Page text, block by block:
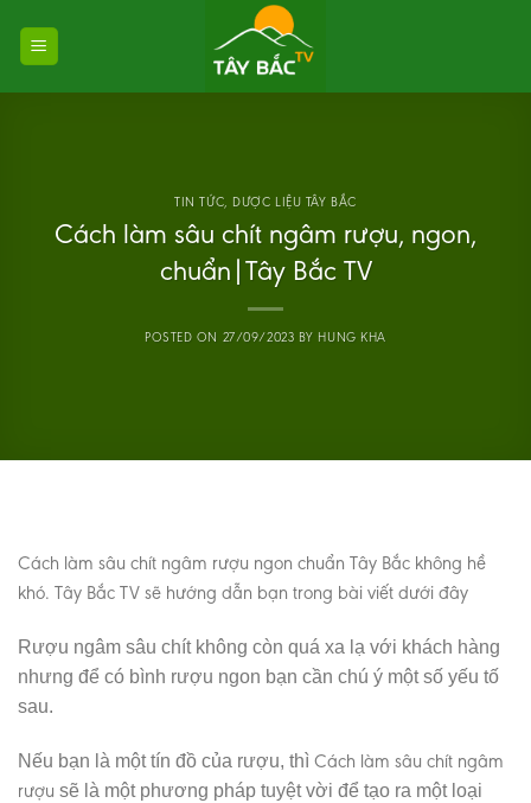
TIN TỨC DƯỢC LIỆU TÂY BẮC
Cách làm sâu chít ngâm rượu, ngon,
chuẩn|Tây Bắc TV
POSTED ON 27/09/2023 BY HUNG KHA
Cách làm sâu chít ngâm rượu ngon chuẩn Tây Bắc không hề
khó. Tây Bắc TV sẽ hướng dẫn bạn trong bài viết dưới đây
Rượu ngâm sâu chít không còn quá xa lạ với khách hàng
nhưng để có bình rượu ngon bạn cần chú ý một số yếu tố
sau.
Nếu bạn là một tín đồ của rượu, thì Cách làm sâu chít ngâm
rượu sẽ là một phương pháp tuyệt vời để tạo ra một loại